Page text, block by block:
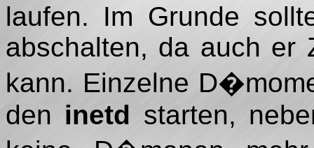
laufen. Im Grunde
abschalten, da auch er
kann. Einzelne
den inetd starten,